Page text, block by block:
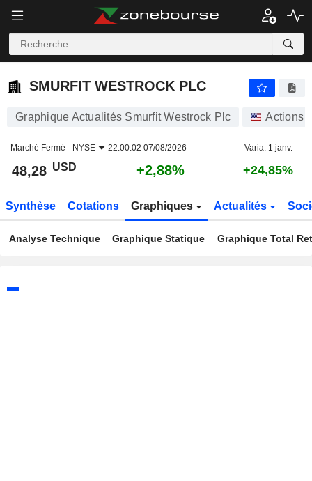
SMURFIT WESTROCK PLC
SMURFIT WESTROCK PLC
Graphique Actualités Smurfit Westrock Plc Actions
Marché Fermé - NYSE 22:00:02 07/08/2026 Varia. 1 janv.
48,28 USD +2,88% +24,85%
Synthèse Cotations Graphiques Actualités
Analyse Technique Graphique Statique Graphique Total